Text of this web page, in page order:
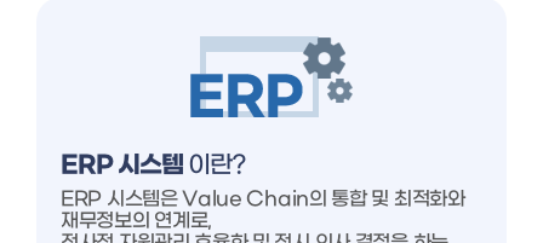
ERP 시스템 이란?
ERP 시스템은 Value Chain의 통합 및 최적화와
재무정보의 연계로,